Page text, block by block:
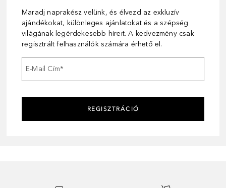
Maradj naprakész velünk, és élvezd az exkluzív
ajándékokat, különleges ajánlatokat és a szépség
világának legérdekesebb híreit. A kedvezmény csak
regisztrált felhasználók számára érhető el.
E-Mail Cím*
REGISZTRÁCIÓ